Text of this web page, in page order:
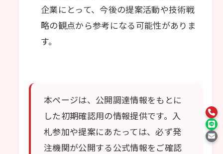
企業にとって、今後の提案活動や技術戦
略の観点から参考になる可能性がありま
す。
本ページは、公開調達情報をもとに
した初期確認用の情報提供です。入
札参加や提案にあたっては、必ず発
注機関が公開する公式情報をご確認